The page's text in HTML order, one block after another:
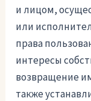
и лицом,
или
права
интересы
возвращение
также